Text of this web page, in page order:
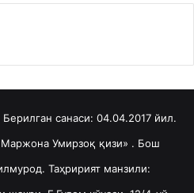
санаси: 04.04.2017 йил.
Умирзоқ қизи» . Бош
Таҳририят манзили: